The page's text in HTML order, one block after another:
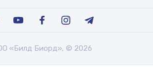
«Билд Биорд», © 2026